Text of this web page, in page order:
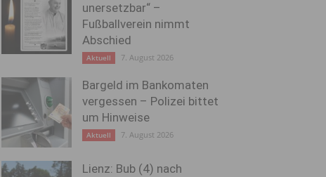
unersetzbar“ –
Fußballverein nimmt
Abschied
Aktuell 7. August 2026
Bargeld im Bankomaten
vergessen – Polizei bittet
um Hinweise
Aktuell 7. August 2026
Lienz: Bub (4) nach